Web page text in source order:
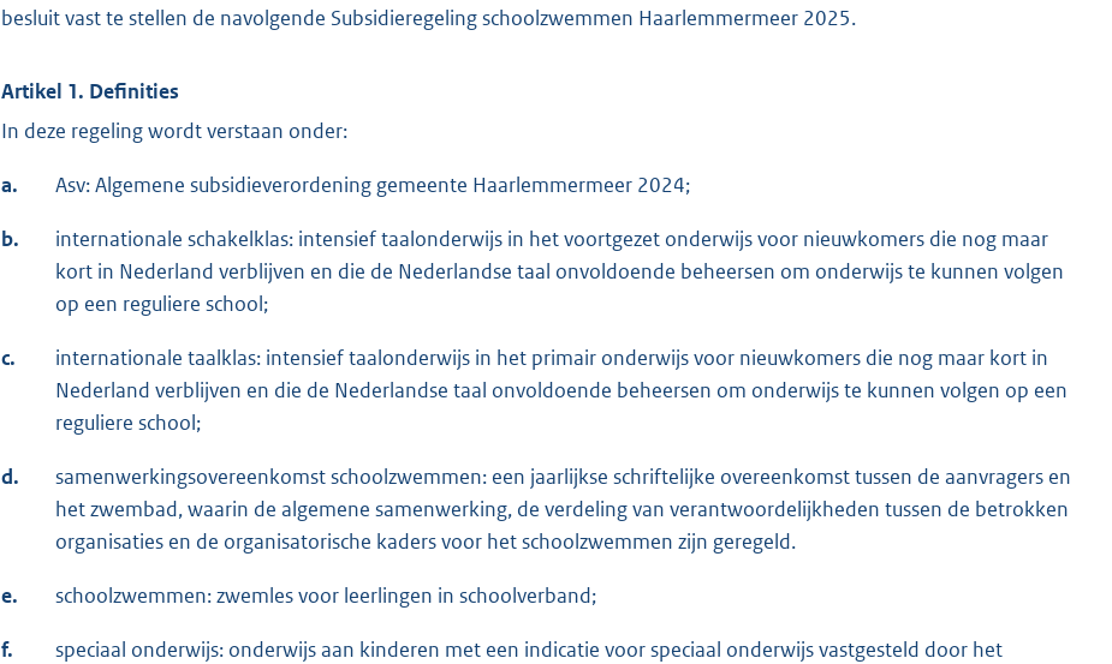
besluit vast te stellen de navolgende Subsidieregeling schoolzwemmen Haarlemmermeer 2025.
Artikel 1. Definities
In deze regeling wordt verstaan onder:
a. Asv: Algemene subsidieverordening gemeente Haarlemmermeer 2024;
b.
internationale schakelklas: intensief taalonderwijs in het voortgezet onderwijs voor nieuwkomers die nog maar
kort in Nederland verblijven en die de Nederlandse taal onvoldoende beheersen om onderwijs te kunnen volgen
op een reguliere school;
c.
internationale taalklas: intensief taalonderwijs in het primair onderwijs voor nieuwkomers die nog maar kort in
Nederland verblijven en die de Nederlandse taal onvoldoende beheersen om onderwijs te kunnen volgen op een
reguliere school;
d.
samenwerkingsovereenkomst schoolzwemmen: een jaarlijkse schriftelijke overeenkomst tussen de aanvragers en
het zwembad, waarin de algemene samenwerking, de verdeling van verantwoordelijkheden tussen de betrokken
organisaties en de organisatorische kaders voor het schoolzwemmen zijn geregeld.
e. schoolzwemmen: zwemles voor leerlingen in schoolverband;
f.
speciaal onderwijs: onderwijs aan kinderen met een indicatie voor speciaal onderwijs vastgesteld door het